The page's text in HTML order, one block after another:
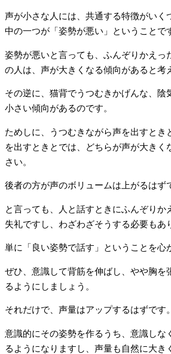
声が小さな人には、共通する特徴がいく
中の一つが「姿勢が悪い」ということで
姿勢が悪いと言っても、ふんぞりかえっ
の人は、声が大きくなる傾向があると考
その逆に、猫背でうつむきかげんな、陰
小さい傾向があるのです。
ためしに、うつむきながら声を出すとき
を出すときとでは、どちらが声が大きく
さい。
後者の方が声のボリュームは上がるはず
と言っても、人と話すときにふんぞりか
失礼ですし、わざわざそうする必要もあ
単に「良い姿勢で話す」ということを心
ぜひ、意識して背筋を伸ばし、やや胸を
るようにしましょう。
それだけで、声量はアップするはずです。
意識的にその姿勢を作るうち、意識しな
るようになりますし、声量も自然に大き